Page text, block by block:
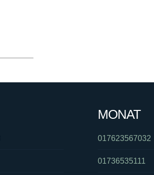
MONAT
017623567032
01736535111